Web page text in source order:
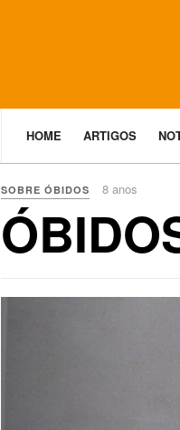
HOME ARTIGOS
SOBRE ÓBIDOS 8 anos